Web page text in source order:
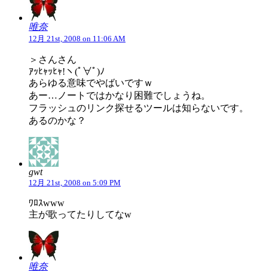
唯奈
12月 21st, 2008 on 11:06 AM
＞さんさん
ｱｯﾋｬｯﾋｬ!ヽ(ﾟ∀ﾟ)ﾉ
あらゆる意味でやばいですｗ
あー…ノートではかなり困難でしょうね。
フラッシュのリンク探せるツールは知らないです。
あるのかな？
gwt
12月 21st, 2008 on 5:09 PM
ﾜﾛｽwww
主が歌ってたりしてなw
唯奈